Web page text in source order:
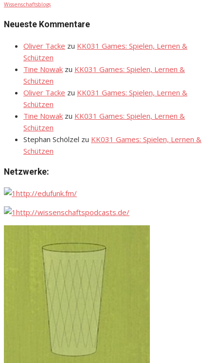
Wissenschaftsblogs
Neueste Kommentare
Oliver Tacke zu KK031 Games: Spielen, Lernen &
Schützen
Tine Nowak zu KK031 Games: Spielen, Lernen &
Schützen
Oliver Tacke zu KK031 Games: Spielen, Lernen &
Schützen
Tine Nowak zu KK031 Games: Spielen, Lernen &
Schützen
Stephan Schölzel zu KK031 Games: Spielen, Lernen &
Schützen
Netzwerke:
http://edufunk.fm/
http://wissenschaftspodcasts.de/